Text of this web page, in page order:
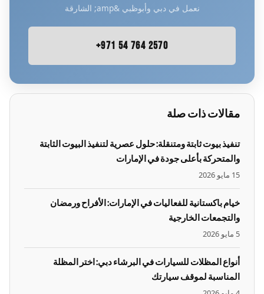
نعمل في دبي وأبوظبي &amp; الشارقة
+971 54 764 2570
مقالات ذات صلة
تنفيذ بيوت ثابتة ومتنقلة: حلول عصرية لتنفيذ البيوت الثابتة
والمتحركة بأعلى جودة في الإمارات
15 مايو 2026
خيام باكستانية للفعاليات في الإمارات: الأفراح ورمضان
والتجمعات الخارجية
5 مايو 2026
أنواع المظلات للسيارات في البرشاء دبي: اختر المظلة
المناسبة لموقف سيارتك